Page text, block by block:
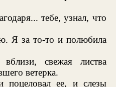
тебе, узнал, что
Я за то-то и полюбила
свежая листва
ветерка.
ее, и слезы